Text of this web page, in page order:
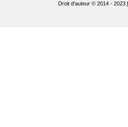
Droit d'auteur © 2014 - 2023